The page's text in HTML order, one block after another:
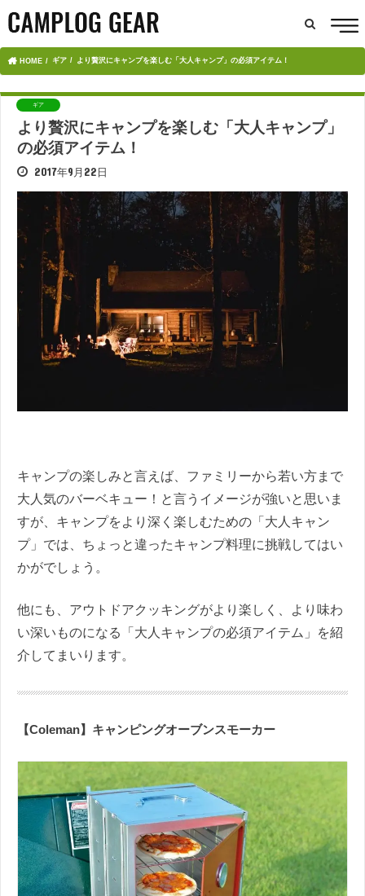
HOME ギア より贅沢にキャンプを楽しむ「大人キャンプ」の必須アイテム！
ギア
より贅沢にキャンプを楽しむ「大人キャンプ」
の必須アイテム！
2017年9月22日
キャンプの楽しみと言えば、ファミリーから若い方まで
大人気のバーベキュー！と言うイメージが強いと思いま
すが、キャンプをより深く楽しむための「大人キャン
プ」では、ちょっと違ったキャンプ料理に挑戦してはい
かがでしょう。
他にも、アウトドアクッキングがより楽しく、より味わ
い深いものになる「大人キャンプの必須アイテム」を紹
介してまいります。
【Coleman】キャンピングオーブンスモーカー